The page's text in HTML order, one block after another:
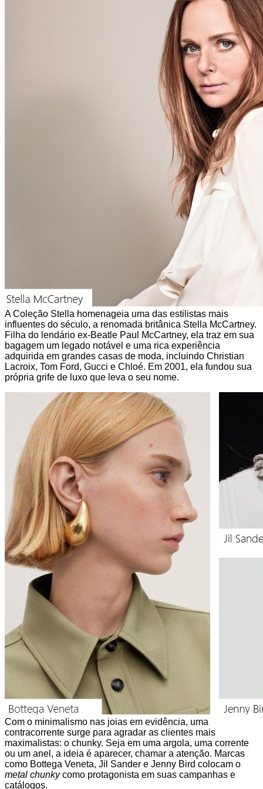
A Coleção Stella homenageia uma das estilistas mais
influentes do século, a renomada britânica Stella McCartney.
Filha do lendário ex-Beatle Paul McCartney, ela traz em sua
bagagem um legado notável e uma rica experiência
adquirida em grandes casas de moda, incluindo Christian
Lacroix, Tom Ford, Gucci e Chloé. Em 2001, ela fundou sua
própria grife de luxo que leva o seu nome.
Com o minimalismo nas joias em evidência, uma
contracorrente surge para agradar as clientes mais
maximalistas: o chunky. Seja em uma argola, uma corrente
ou um anel, a ideia é aparecer, chamar a atenção. Marcas
como Bottega Veneta, Jil Sander e Jenny Bird colocam o
metal chunkycomo protagonista em suas campanhas e
catálogos.